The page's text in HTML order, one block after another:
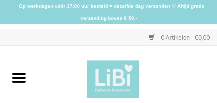
0 Artikelen - €0,00
Home
Op werkdagen vóór 17:00 uur besteld = dezelfde dag verzonden ♡ Altijd gratis
verzending boven € 50,-